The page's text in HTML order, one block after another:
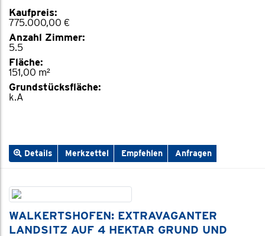
Kaufpreis:
775.000,00 €
Anzahl Zimmer:
5.5
Fläche:
151,00 m²
Grundstücksfläche:
k.A
Details Merkzettel Empfehlen Anfragen
WALKERTSHOFEN: EXTRAVAGANTER
LANDSITZ AUF 4 HEKTAR GRUND UND